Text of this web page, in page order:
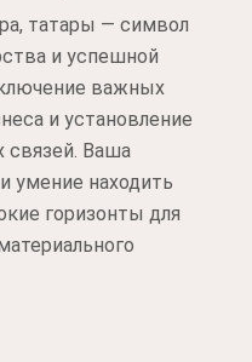
татары — символ
и успешной
важных
и установление
связей. Ваша
умение находить
горизонты для